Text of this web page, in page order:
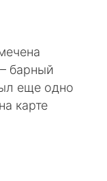
барный
еще одно
карте